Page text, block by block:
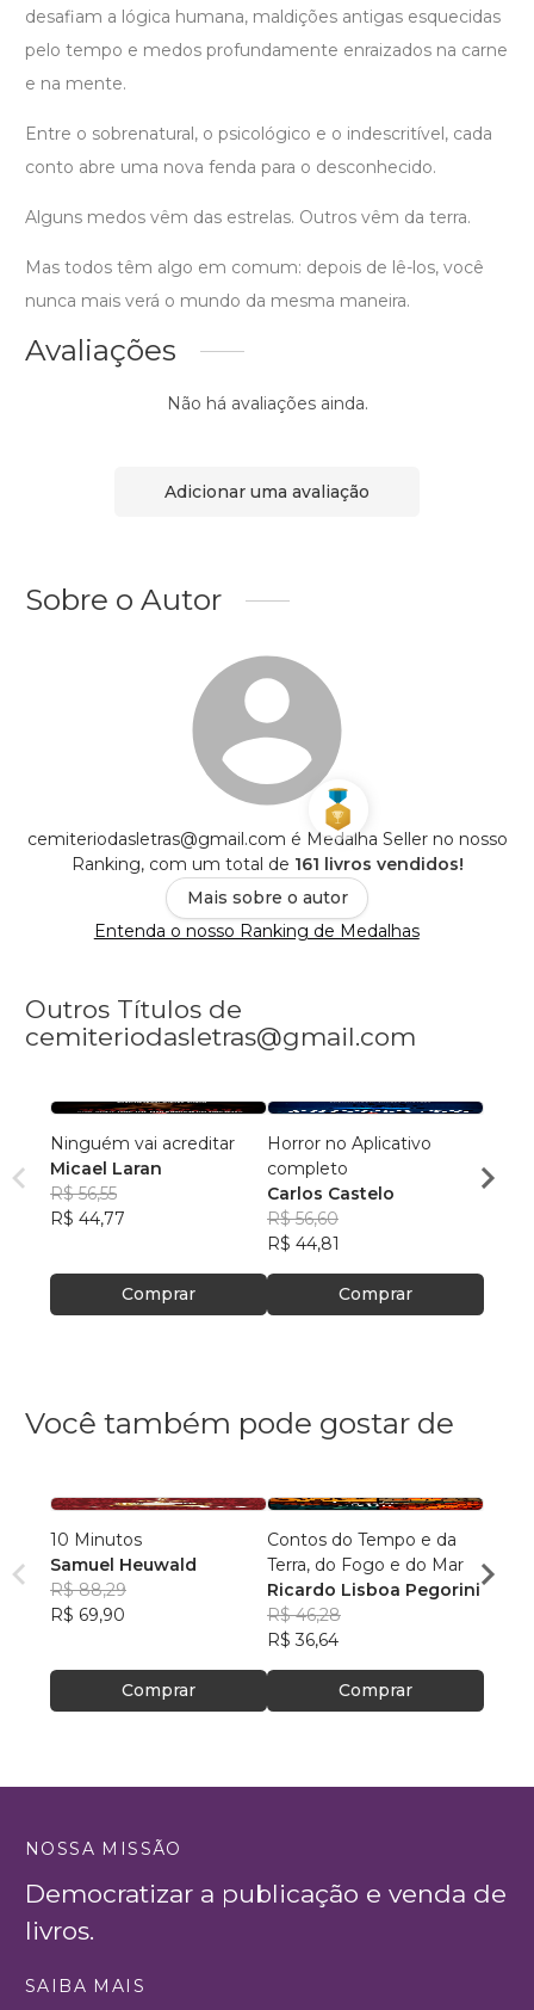
desafiam a lógica humana, maldições antigas esquecidas
pelo tempo e medos profundamente enraizados na carne
e na mente.
Entre o sobrenatural, o psicológico e o indescritível, cada
conto abre uma nova fenda para o desconhecido.
Alguns medos vêm das estrelas. Outros vêm da terra.
Mas todos têm algo em comum: depois de lê-los, você
nunca mais verá o mundo da mesma maneira.
Avaliações
Não há avaliações ainda.
Adicionar uma avaliação
Sobre o Autor
cemiteriodasletras@gmail.com é Medalha Seller no nosso
Ranking, com um total de 161 livros vendidos!
Mais sobre o autor
Entenda o nosso Ranking de Medalhas
Outros Títulos de
cemiteriodasletras@gmail.com
Ninguém vai acreditar
Micael Laran
R$ 56,55
R$ 44,77
Comprar
Horror no Aplicativo
completo
Carlos Castelo
R$ 56,60
R$ 44,81
Comprar
R$
Você também pode gostar de
10 Minutos
Samuel Heuwald
R$ 88,29
R$ 69,90
Comprar
Contos do Tempo e da
Terra, do Fogo e do Mar
Ricardo Lisboa Pegorini
R$ 46,28
R$ 36,64
Comprar
NOSSA MISSÃO
Democratizar a publicação e venda de
livros.
SAIBA MAIS